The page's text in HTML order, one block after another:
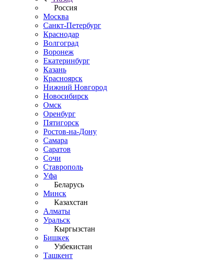
Россия
Москва
Санкт-Петербург
Краснодар
Волгоград
Воронеж
Екатеринбург
Казань
Красноярск
Нижний Новгород
Новосибирск
Омск
Оренбург
Пятигорск
Ростов-на-Дону
Самара
Саратов
Сочи
Ставрополь
Уфа
Беларусь
Минск
Казахстан
Алматы
Уральск
Кыргызстан
Бишкек
Узбекистан
Ташкент